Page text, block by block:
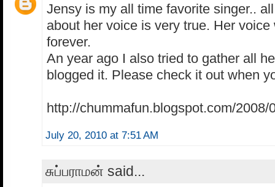
Jensy is my all time favorite singer..
about her voice is very true. Her voice
forever.
An year ago I also tried to gather all
blogged it. Please check it out when
http://chummafun.blogspot.com/2008/
July 20, 2010 at 7:51 AM
சுப்பராமன் said...